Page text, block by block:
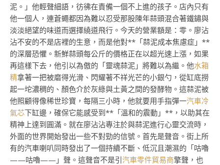
泥。」他輕聲細語，彷彿在責備一個不上進的孩子。店內只有
他一個人，連蒼蠅都因為難以忍受那股陳年蒜頭混合著鐵鏽與
淡淡絕望的味道而選擇繞道飛行。今天的營業額是：零。廖沾
沾不安的不是店裡的生意，而是他對**「蒜泥成本焦慮症」**
的深層恐懼。新鮮蒜頭每公斤的價格正在以超光速上漲，如果
再這樣下去，他引以為傲的「靈魂蒜泥」將難以為繼。他水箱
精拿著一把被磨得光滑、閃耀著不祥光芒的小銀勺，從缸底撈
起一坨濃稠的、顏色介於灰綠與土黃之間的發酵物。這蒜泥被
他照顧得像稀世珍寶，每隔三小時，他就要用手指彈一汽車冷
氣芯下缸邊，確保它能感受到**「溫和的震動」**，以助其在
精神上達到圓滿。就在廖沾沾專注於與蒜泥進行心靈交流時，
外面的世界開始發出一些不對勁的信號。首先是聲音。街上所
有的汽車喇叭同時發出了一個持續不斷、低沉且潮濕的「咕嚕
——咕嚕——」聲。這聲音不是引汽車零件貿易商擎聲，也